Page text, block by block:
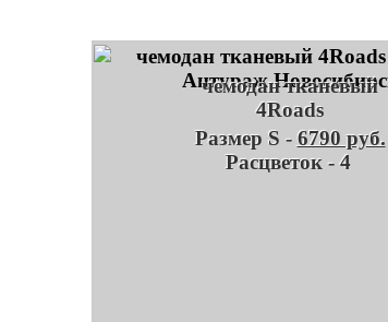
чемодан тканевый
4Roads
Размер S - 6790 руб.
Расцветок - 4